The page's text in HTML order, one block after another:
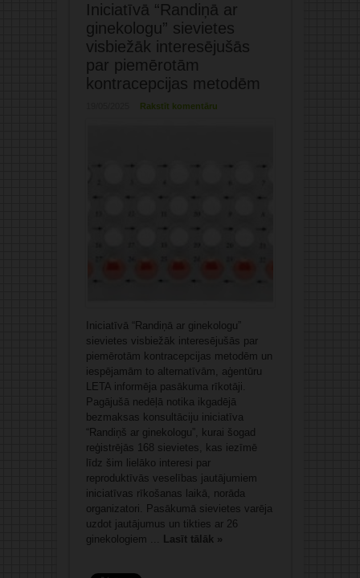
Iniciatīvā “Randiņā ar
ginekologu” sievietes
visbiežāk interesējušās
par piemērotām
kontracepcijas metodēm
Rakstīt komentāru
Iniciatīvā “Randiņā ar ginekologu”
sievietes visbiežāk interesējušās par
piemērotām kontracepcijas metodēm un
iespējamām to alternatīvām, aģentūru
LETA informēja pasākuma rīkotāji.
Pagājušā nedēļā notika ikgadējā
bezmaksas konsultāciju iniciatīva
“Randiņš ar ginekologu”, kurai šogad
reģistrējās 168 sievietes, kas iezīmē
līdz šim lielāko interesi par
reproduktīvās veselības jautājumiem
iniciatīvas rīkošanas laikā, norāda
organizatori. Pasākumā sievietes varēja
uzdot jautājumus un tikties ar 26
ginekologiem ... Lasīt tālāk »